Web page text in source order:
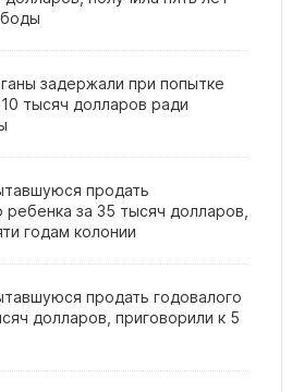
задержали при попытке
тысяч долларов ради
продать
за 35 тысяч долларов,
годам колонии
продать годовалого
долларов, приговорили к 5